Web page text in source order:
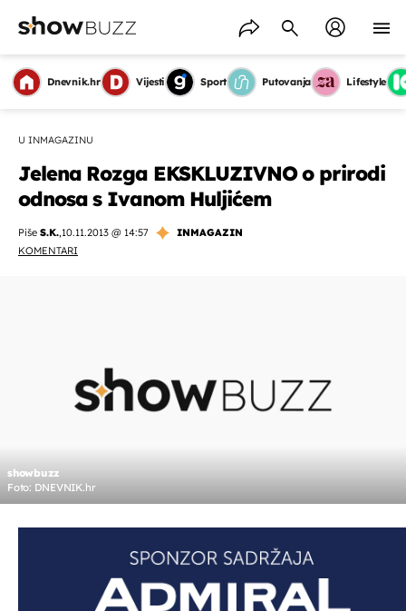
Dnevnik.hr Vijesti Sport Putovanja Lifestyle
U INMAGAZINU
Jelena Rozga EKSKLUZIVNO o prirodi
odnosa s Ivanom Huljićem
Piše S.K.,10.11.2013 @ 14:57
INMAGAZIN
KOMENTARI
showbuzz
Foto: DNEVNIK.hr